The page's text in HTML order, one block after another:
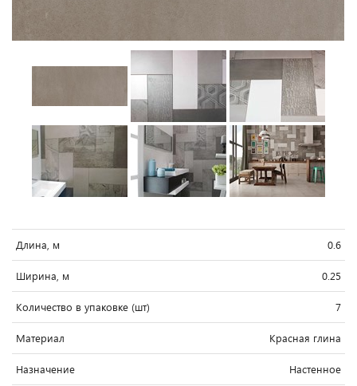
Длина, м 0.6
Ширина, м 0.25
Количество в упаковке (шт) 7
Материал Красная глина
Назначение Настенное